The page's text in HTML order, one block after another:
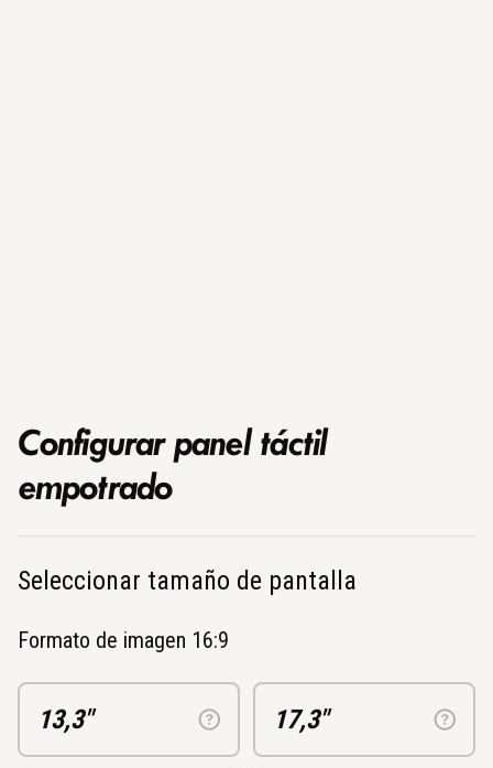
Configurar panel táctil
empotrado
Seleccionar tamaño de pantalla
Formato de imagen 16:9
13,3" 17,3"